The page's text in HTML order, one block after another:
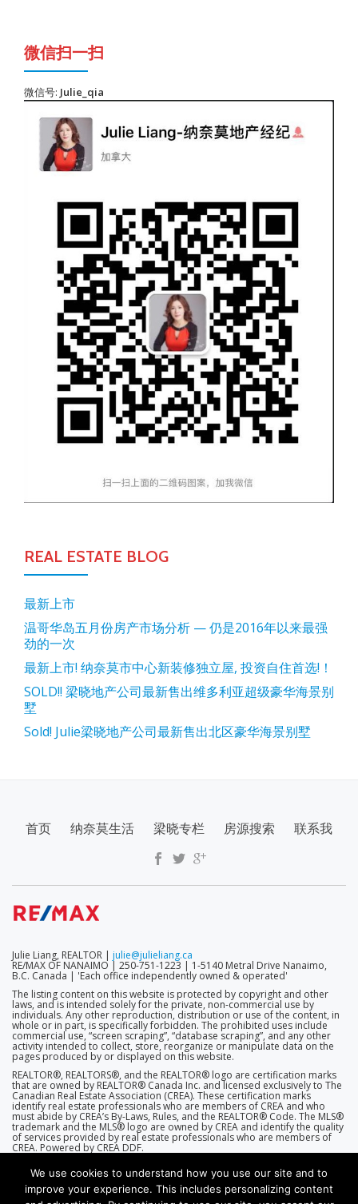
微信扫一扫
微信号: Julie_qia
REAL ESTATE BLOG
最新上市
温哥华岛五月份房产市场分析 — 仍是2016年以来最强
劲的一次
最新上市! 纳奈莫市中心新装修独立屋, 投资自住首选!！
SOLD!! 梁晓地产公司最新售出维多利亚超级豪华海景别
墅
Sold! Julie梁晓地产公司最新售出北区豪华海景别墅
SECONDARY
MENU
首页 纳奈莫生活 梁晓专栏 房源搜索 联系我
Julie Liang, REALTOR | julie@julieliang.ca
RE/MAX OF NANAIMO | 250-751-1223 | 1-5140 Metral Drive Nanaimo,
B.C. Canada | 'Each office independently owned & operated'
The listing content on this website is protected by copyright and other
laws, and is intended solely for the private, non-commercial use by
individuals. Any other reproduction, distribution or use of the content, in
whole or in part, is specifically forbidden. The prohibited uses include
commercial use, “screen scraping”, “database scraping”, and any other
activity intended to collect, store, reorganize or manipulate data on the
pages produced by or displayed on this website.
REALTOR®, REALTORS®, and the REALTOR® logo are certification marks
that are owned by REALTOR® Canada Inc. and licensed exclusively to The
Canadian Real Estate Association (CREA). These certification marks
identify real estate professionals who are members of CREA and who
must abide by CREA’s By-Laws, Rules, and the REALTOR® Code. The MLS®
trademark and the MLS® logo are owned by CREA and identify the quality
of services provided by real estate professionals who are members of
CREA. Powered by CREA DDF.
We use cookies to understand how you use our site and to
improve your experience. This includes personalizing content